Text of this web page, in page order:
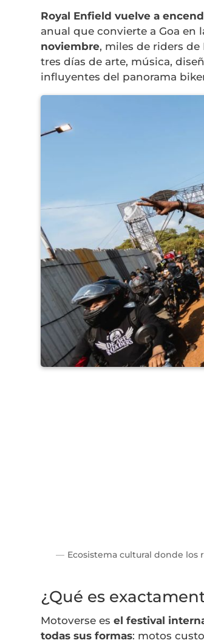
WhatsApp
Royal Enfield vuelve a
anual que convierte a Goa
noviembre, miles de riders
tres días de arte, música,
influyentes del panorama
Ecosistema cultural donde los
¿Qué es
Motoverse esel festival
todas sus formas: motos